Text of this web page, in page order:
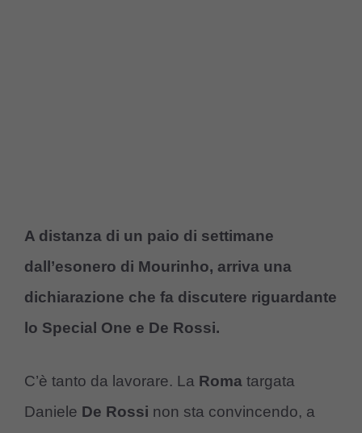
A distanza di un paio di settimane
dall’esonero di Mourinho, arriva una
dichiarazione che fa discutere riguardante
lo Special One e De Rossi.
C’è tanto da lavorare. La Roma targata
Daniele De Rossi non sta convincendo, a